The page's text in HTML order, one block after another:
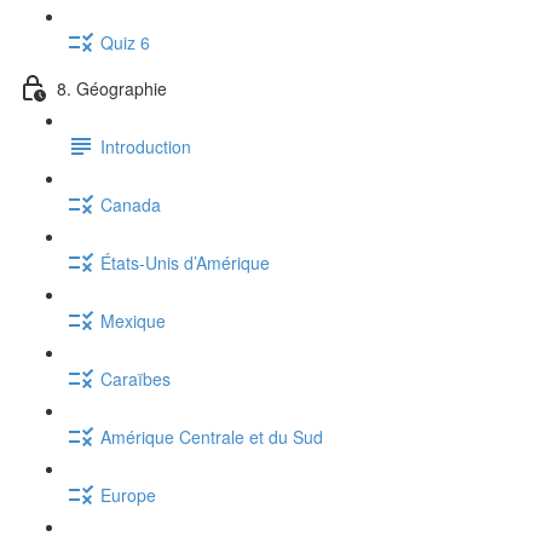
Quiz 6
8. Géographie
Introduction
Canada
États-Unis d’Amérique
Mexique
Caraïbes
Amérique Centrale et du Sud
Europe